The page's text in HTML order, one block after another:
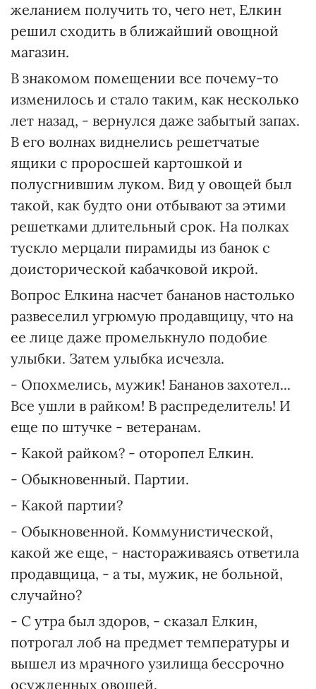
желанием получить то, чего нет, Елкин
решил сходить в ближайший овощной
магазин.
В знакомом помещении все почему-то
изменилось и стало таким, как несколько
лет назад, - вернулся даже забытый запах.
В его волнах виднелись решетчатые
ящики с проросшей картошкой и
полусгнившим луком. Вид у овощей был
такой, как будто они отбывают за этими
решетками длительный срок. На полках
тускло мерцали пирамиды из банок с
доисторической кабачковой икрой.
Вопрос Елкина насчет бананов настолько
развеселил угрюмую продавщицу, что на
ее лице даже промелькнуло подобие
улыбки. Затем улыбка исчезла.
- Опохмелись, мужик! Бананов захотел...
Все ушли в райком! В распределитель! И
еще по штучке - ветеранам.
- Какой райком? - оторопел Елкин.
- Обыкновенный. Партии.
- Какой партии?
- Обыкновенной. Коммунистической,
какой же еще, - настораживаясь ответила
продавщица, - а ты, мужик, не больной,
случайно?
- С утра был здоров, - сказал Елкин,
потрогал лоб на предмет температуры и
вышел из мрачного узилища бессрочно
осужденных овощей.